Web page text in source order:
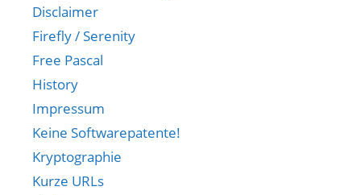
Disclaimer
Firefly / Serenity
Free Pascal
History
Impressum
Keine Softwarepatente!
Kryptographie
Kurze URLs